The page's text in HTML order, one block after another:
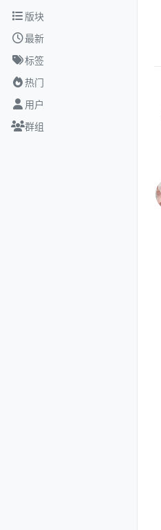
跳转至内容
版块
最新
标签
热门
用户
群组